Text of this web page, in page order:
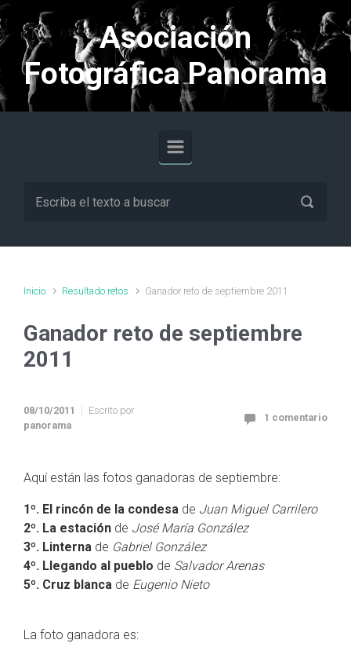
Saltar al contenido principal
Asociación
Fotográfica Panorama
Inicio Resultado retos Ganador reto de septiembre 2011
Ganador reto de septiembre
2011
08/10/2011
Escrito por
panorama
1 comentario
Aquí están las fotos ganadoras de septiembre:
1º. El rincón de la condesa de Juan Miguel Carrilero
2º. La estación de José María González
3º. Linterna de Gabriel González
4º. Llegando al pueblo de Salvador Arenas
5º. Cruz blanca de Eugenio Nieto
La foto ganadora es: